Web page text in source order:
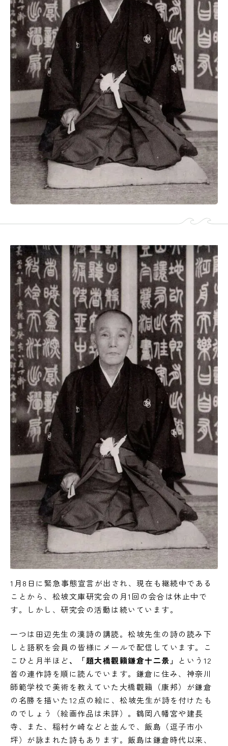
当サイトについて 個人情報保護方針 サイトマップ ENGLISH
1月8日に緊急事態宣言が出され、現在も継続中である
ことから、松坡文庫研究会の月1回の会合は休止中で
す。しかし、研究会の活動は続いています。
一つは田辺先生の漢詩の講読。松坡先生の詩の読み下
しと語釈を会員の皆様にメールで配信しています。こ
こひと月半ほど、「題大橋觀籟鎌倉十二景」
という12
首の連作詩を順に読んでいます。鎌倉に住み、神奈川
師範学校で美術を教えていた大橋觀籟（康邦）が鎌倉
の名勝を描いた12点の絵に、松坡先生が詩を付けたも
のでしょう（絵画作品は未詳）。鶴岡八幡宮や建長
寺、また、稲村ケ崎などと並んで、飯島（逗子市小
坪）が詠まれた詩もあります。飯島は鎌倉時代以来、